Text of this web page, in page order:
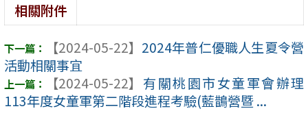
相關附件
【2024-05-22】 2024年普仁優職人生夏令營
活動相關事宜
【2024-05-22】 有關桃園市女童軍會辦理
113年度女童軍第二階段進程考驗(藍鵲營暨 ...